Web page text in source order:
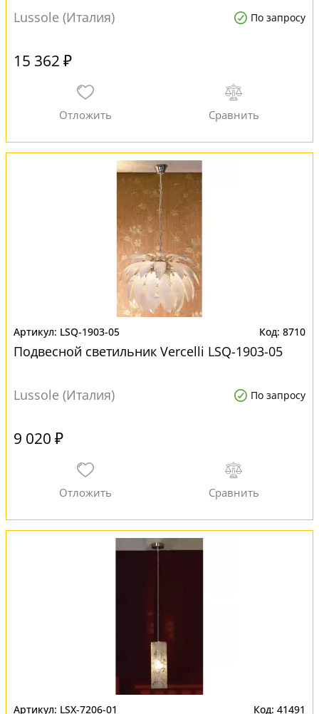
Lussole (Италия) По запросу
15 362 ₽
LSQ-1903-05 8710
Подвесной светильник Vercelli LSQ-1903-05
Lussole (Италия) По запросу
9 020 ₽
LSX-7206-01 41491